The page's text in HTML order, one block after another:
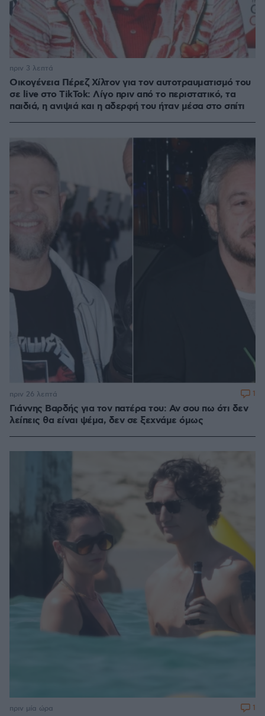
Οικογένεια Πέρεζ Χίλτον για τον αυτοτραυματισμό του
σε live στο TikTok: Λίγο πριν από το περιστατικό, τα
παιδιά, η ανιψιά και η αδερφή του ήταν μέσα στο σπίτι
πριν 3 λεπτά
Γιάννης Βαρδής για τον πατέρα του: Αν σου πω ότι δεν
λείπεις θα είναι ψέμα, δεν σε ξεχνάμε όμως
πριν 26 λεπτά 1
πριν μία ώρα 1